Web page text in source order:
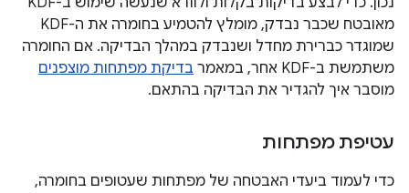
מאובטח שכבר נבדק, מומלץ להטמיע בחומרה את ה-KDF
שמוגדר כברירת מחדל ושנבדק במהלך הבדיקה. אם החומרה
משתמשת ב-KDF אחר, במאמר
בדיקת מפתחות מוצפנים
מוסבר איך להגדיר את הבדיקה בהתאם.
עטיפת מפתחות
כדי לעמוד ביעדי האבטחה של מפתחות שעטופים בחומרה,